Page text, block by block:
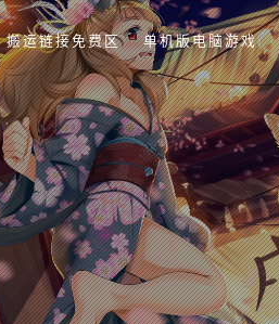
搬运链接免费区 单机版电脑游戏